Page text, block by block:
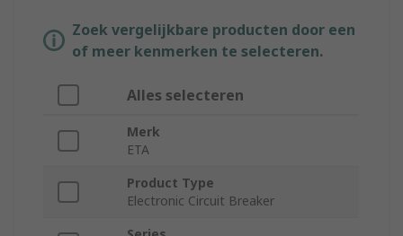
Zoek vergelijkbare producten door een
of meer kenmerken te selecteren.
Alles selecteren
Merk
ETA
Product Type
Electronic Circuit Breaker